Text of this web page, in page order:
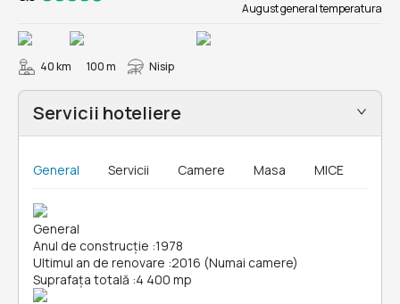
August general temperatura
40 km 100 m Nisip
Servicii hoteliere
General Servicii Camere Masa MICE
General
Anul de construcție :1978
Ultimul an de renovare :2016 (Numai camere)
Suprafața totală :4 400 mp